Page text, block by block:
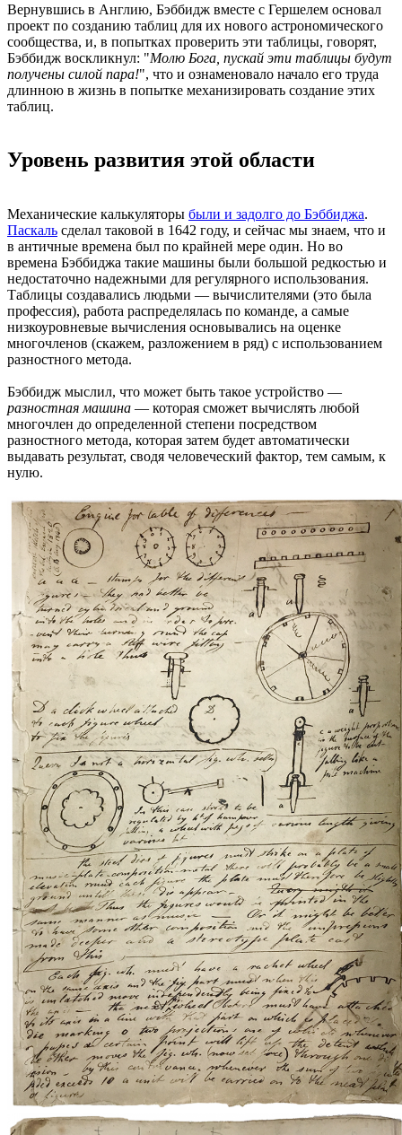
Вернувшись в Англию, Бэббидж вместе с Гершелем основал
проект по созданию таблиц для их нового астрономического
сообщества, и, в попытках проверить эти таблицы, говорят,
Бэббидж воскликнул: "Молю Бога, пускай эти таблицы будут
получены силой пара!", что и ознаменовало начало его труда
длинною в жизнь в попытке механизировать создание этих
таблиц.
Уровень развития этой области
Механические калькуляторы были и задолго до Бэббиджа.
Паскаль сделал таковой в 1642 году, и сейчас мы знаем, что и
в античные времена был по крайней мере один. Но во
времена Бэббиджа такие машины были большой редкостью и
недостаточно надежными для регулярного использования.
Таблицы создавались людьми — вычислителями (это была
профессия), работа распределялась по команде, а самые
низкоуровневые вычисления основывались на оценке
многочленов (скажем, разложением в ряд) с использованием
разностного метода.
Бэббидж мыслил, что может быть такое устройство —
разностная машина — которая сможет вычислять любой
многочлен до определенной степени посредством
разностного метода, которая затем будет автоматически
выдавать результат, сводя человеческий фактор, тем самым, к
нулю.